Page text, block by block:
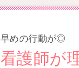
早めの行動が◎
看護師が